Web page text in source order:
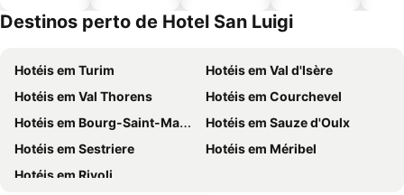
Destinos perto de Hotel San Luigi
Hotéis em Turim
Hotéis em Val d'Isère
Hotéis em Val Thorens
Hotéis em Courchevel
Hotéis em Bourg-Saint-Maurice
Hotéis em Sauze d'Oulx
Hotéis em Sestriere
Hotéis em Méribel
Hotéis em Rivoli